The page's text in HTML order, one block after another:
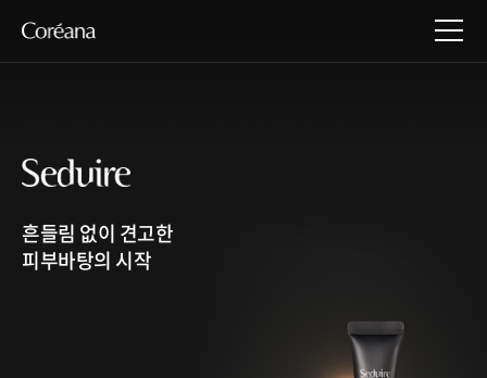
흔들림 없이 견고한
피부바탕의 시작